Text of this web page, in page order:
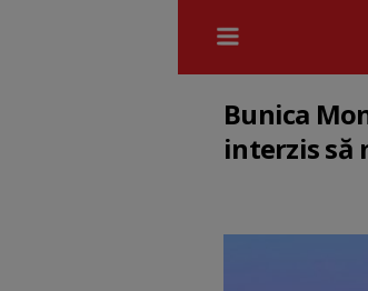
Bunica
interzis să